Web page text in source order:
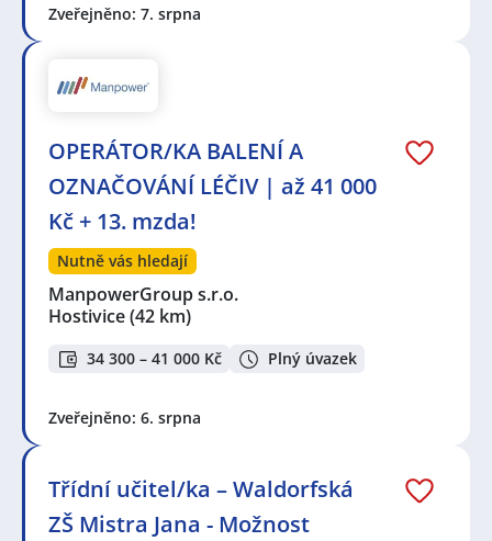
Zveřejněno: 7. srpna
OPERÁTOR/KA BALENÍ A
OZNAČOVÁNÍ LÉČIV | až 41 000
Kč + 13. mzda!
Nutně vás hledají
ManpowerGroup s.r.o.
Hostivice(42 km)
34 300 – 41 000 Kč Plný úvazek
Zveřejněno: 6. srpna
Třídní učitel/ka – Waldorfská
ZŠ Mistra Jana - Možnost